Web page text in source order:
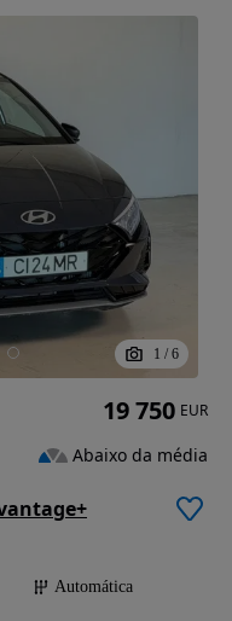
1 / 6
Automática
19 750 EUR
Abaixo da média